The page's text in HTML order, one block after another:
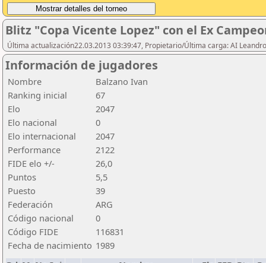
Blitz "Copa Vicente Lopez" con el Ex
Última actualización22.03.2013 03:39:47, Propietario/Última carga: AI
Información de jugadores
Nombre
Balzano Ivan
Ranking inicial
67
Elo
2047
Elo nacional
0
Elo internacional
2047
Performance
2122
FIDE elo +/-
26,0
Puntos
5,5
Puesto
39
Federación
ARG
Código nacional
0
Código FIDE
116831
Fecha de nacimiento 1989